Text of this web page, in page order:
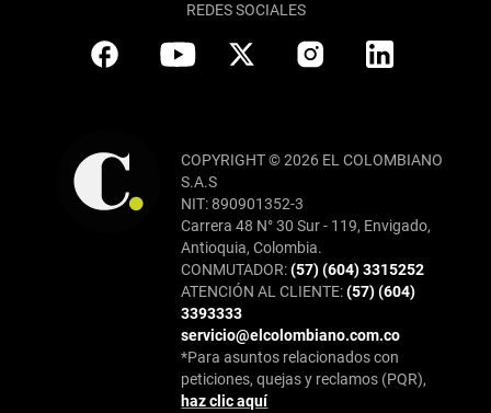
REDES SOCIALES
COPYRIGHT © 2026 EL COLOMBIANO
S.A.S
NIT: 890901352-3
Carrera 48 N° 30 Sur - 119, Envigado,
Antioquia, Colombia.
CONMUTADOR:(57) (604) 3315252
ATENCIÓN AL CLIENTE:(57) (604)
3393333
servicio@elcolombiano.com.co
*Para asuntos relacionados con
peticiones, quejas y reclamos (PQR),
haz clic aquí